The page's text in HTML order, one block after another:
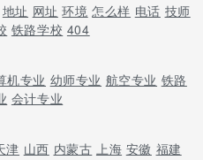
地址 网址 环境 怎么样 电话 技师
铁路学校 404
机专业 幼师专业 航空专业 铁路
会计专业
津 山西 内蒙古 上海 安徽 福建